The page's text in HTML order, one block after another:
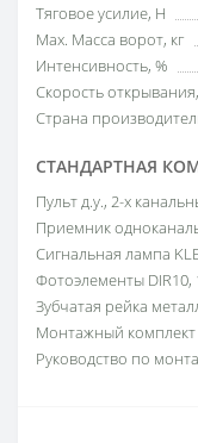
Тяговое усилие, Н
Мах. Масса ворот, кг
Интенсивность, %
Скорость
Страна
СТАНДАРТНАЯ
Пульт д.у., 2-х
Приемник
Сигнальная лампа
Фотоэлементы DIR10,
Зубчатая рейка
Монтажный комплект
Руководство по